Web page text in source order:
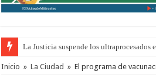
La Justicia suspende los ultraprocesados
Inicio » La Ciudad » El programa de